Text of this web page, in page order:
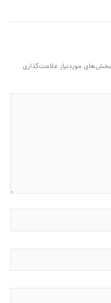
بخش‌های موردنیاز علامت‌گذاری